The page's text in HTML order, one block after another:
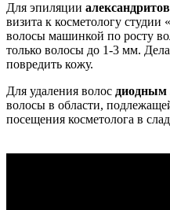
Для эпиляции
визита к косметологу
волосы машинкой по росту
только волосы до 1-3 мм.
повредить кожу.
Для удаления волос диодным
волосы в области,
посещения косметолога в